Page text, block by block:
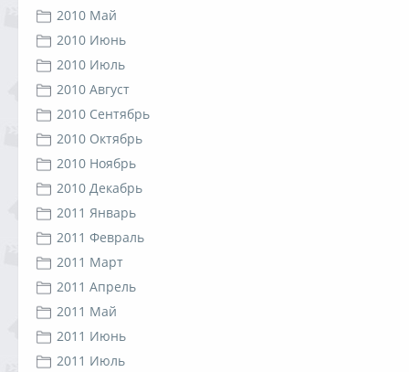
2010 Май
2010 Июнь
2010 Июль
2010 Август
2010 Сентябрь
2010 Октябрь
2010 Ноябрь
2010 Декабрь
2011 Январь
2011 Февраль
2011 Март
2011 Апрель
2011 Май
2011 Июнь
2011 Июль